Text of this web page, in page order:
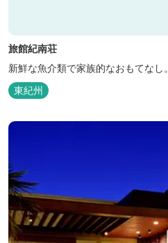
旅館紀南荘
新鮮な魚介類で家族的なおもてなし。
東紀州